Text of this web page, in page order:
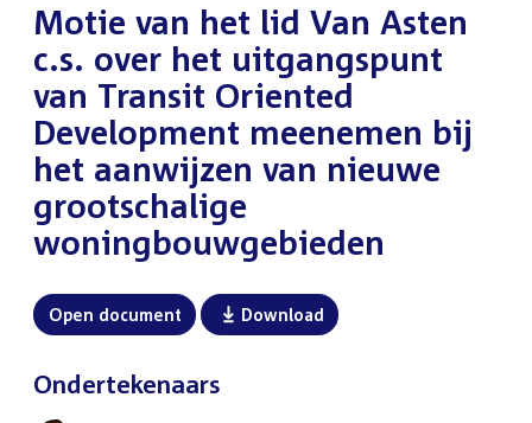
:Motie van het lid Van Asten
c.s. over het uitgangspunt
van Transit Oriented
Development meenemen bij
het aanwijzen van nieuwe
grootschalige
woningbouwgebieden
Open document Download
Ondertekenaars